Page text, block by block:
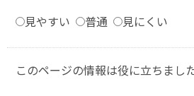
見やすい
普通 見にくい
このページの情報は役に立ちまし